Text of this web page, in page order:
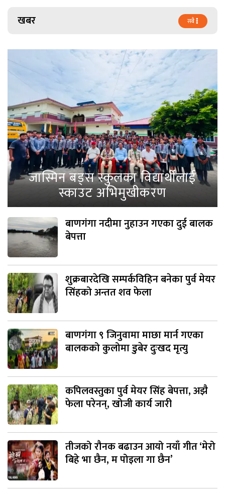
खबर सबै
जास्मिन बड्स स्कुलका विद्यार्थीलाई
स्काउट अभिमुखीकरण
बाणगंगा नदीमा नुहाउन गएका दुई बालक
बेपत्ता
शुक्रबारदेखि सम्पर्कविहिन बनेका पुर्व मेयर
सिंहको अन्तत शव फेला
बाणगंगा ९ जिनुवामा माछा मार्न गएका
बालकको कुलोमा डुबेर दुःखद मृत्यु
कपिलवस्तुका पुर्व मेयर सिंह बेपत्ता, अझै
फेला परेनन्, खोजी कार्य जारी
तीजको रौनक बढाउन आयो नयाँ गीत ‘मेरो
बिहे भा छैन, म पोइला गा छैन’